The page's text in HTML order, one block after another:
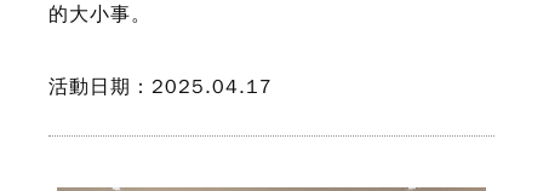
的大小事。
活動日期：2025.04.17